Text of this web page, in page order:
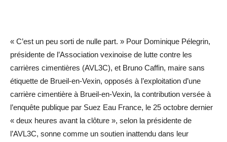
« C’est un peu sorti de nulle part. » Pour Dominique Pélegrin,
présidente de l’Association vexinoise de lutte contre les
carrières cimentières (AVL3C), et Bruno Caffin, maire sans
étiquette de Brueil-en-Vexin, opposés à l’exploitation d’une
carrière cimentière à Brueil-en-Vexin, la contribution versée à
l’enquête publique par Suez Eau France, le 25 octobre dernier
« deux heures avant la clôture », selon la présidente de
l’AVL3C, sonne comme un soutien inattendu dans leur